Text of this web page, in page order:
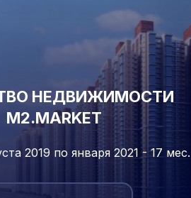
НЕДВИЖИМОСТИ
M2.MARKET
2019 по января 2021 - 17 мес.